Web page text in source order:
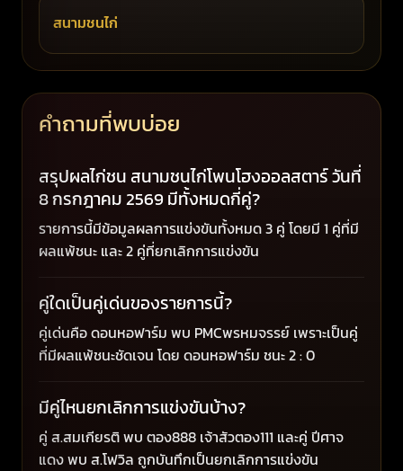
สนามชนไก่
คำถามที่พบบ่อย
สรุปผลไก่ชน สนามชนไก่โพนโฮงออลสตาร์ วันที่
8 กรกฎาคม 2569 มีทั้งหมดกี่คู่?
รายการนี้มีข้อมูลผลการแข่งขันทั้งหมด 3 คู่ โดยมี 1 คู่ที่มี
ผลแพ้ชนะ และ 2 คู่ที่ยกเลิกการแข่งขัน
คู่ใดเป็นคู่เด่นของรายการนี้?
คู่เด่นคือ ดอนหอฟาร์ม พบ PMCพรหมจรรย์ เพราะเป็นคู่
ที่มีผลแพ้ชนะชัดเจน โดย ดอนหอฟาร์ม ชนะ 2 : 0
มีคู่ไหนยกเลิกการแข่งขันบ้าง?
คู่ ส.สมเกียรติ พบ ตอง888 เจ้าสัวตอง111 และคู่ ปีศาจ
แดง พบ ส.โฟวิล ถูกบันทึกเป็นยกเลิกการแข่งขัน